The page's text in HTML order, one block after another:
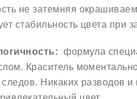
не затемняя
стабильность цвета при
формула
Краситель
Никаких разводов